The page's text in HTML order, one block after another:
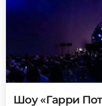
Шоу «Гарри